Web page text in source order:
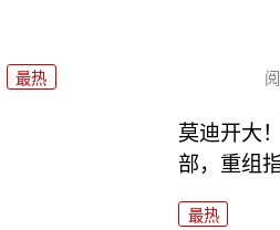
最热
莫迪开大
部，重组
最热